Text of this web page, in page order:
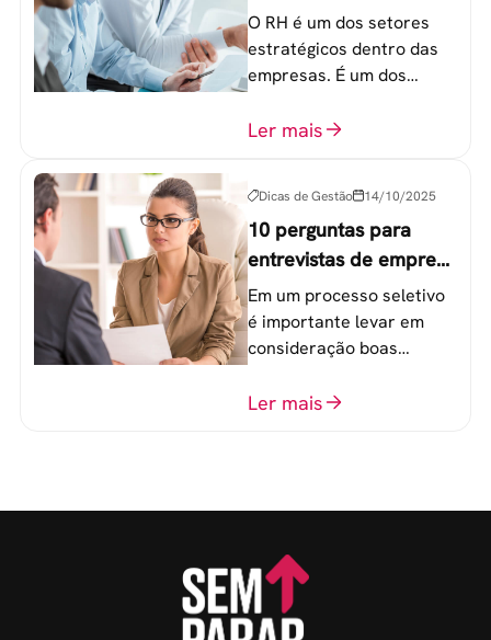
humanos em uma
empresa
O RH é um dos setores
estratégicos dentro das
empresas. É um dos
o atingimento das metas
Ler mais
Dicas de Gestão 14/10/2025
10 perguntas para
entrevistas de emprego
que recrutadores não
devem fazer
Em um processo seletivo
é importante levar em
consideração boas
o perfil do profissional e
Ler mais